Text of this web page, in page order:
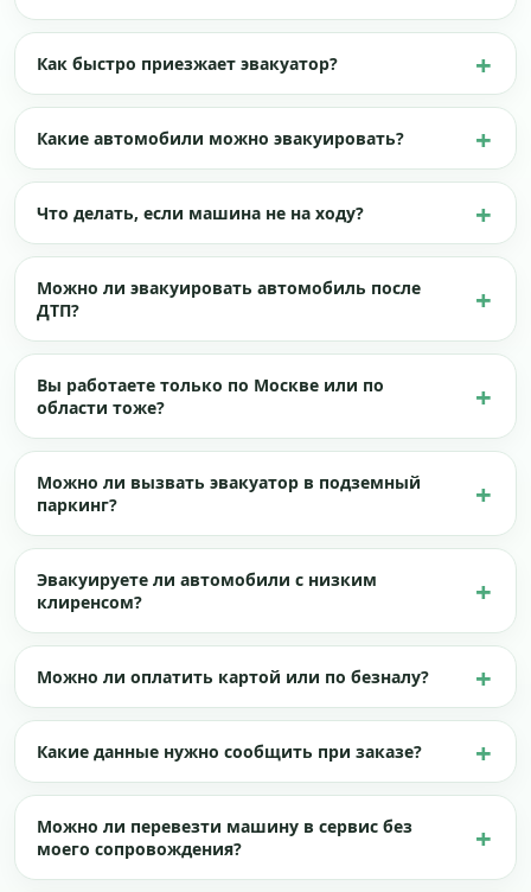
Как быстро приезжает эвакуатор?
Какие автомобили можно эвакуировать?
Что делать, если машина не на ходу?
Можно ли эвакуировать автомобиль после
ДТП?
Вы работаете только по Москве или по
области тоже?
Можно ли вызвать эвакуатор в подземный
паркинг?
Эвакуируете ли автомобили с низким
клиренсом?
Можно ли оплатить картой или по безналу?
Какие данные нужно сообщить при заказе?
Можно ли перевезти машину в сервис без
моего сопровождения?